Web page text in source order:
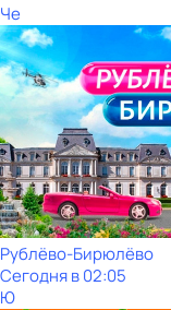
Че
Рублёво-Бирюлёво
Сегодня в 02:05
Ю